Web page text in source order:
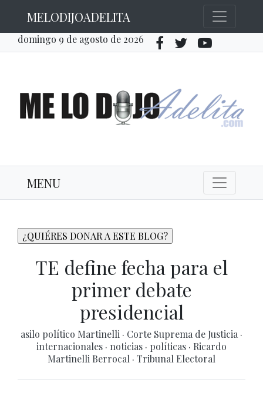
MELODIJOADELITA
domingo 9 de agosto de 2026
MENU
TE define fecha para el
primer debate
presidencial
asilo político Martinelli · Corte Suprema de Justicia ·
internacionales · noticias · políticas · Ricardo
Martinelli Berrocal · Tribunal Electoral